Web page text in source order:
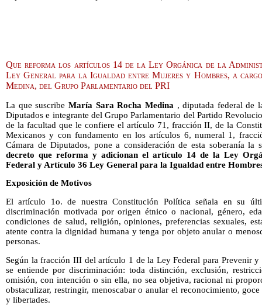
Que reforma los artículos 14 de la Ley Orgánica de la
Ley General para la Igualdad entre Mujeres y Hombres, a
Medina, del Grupo Parlamentario del PRI
La que suscribe María Sara Rocha Medina , diputada federal de
Diputados e integrante del Grupo Parlamentario del Partido
de la facultad que le confiere el artículo 71, fracción II, de la
Mexicanos y con fundamento en los artículos 6, numeral 1,
Cámara de Diputados, pone a consideración de esta soberanía la
decreto que reforma y adicionan el artículo 14 de la Ley
Federal y Artículo 36 Ley General para la Igualdad entre
Exposición de Motivos
El artículo 1o. de nuestra Constitución Política señala en su
discriminación motivada por origen étnico o nacional, género,
condiciones de salud, religión, opiniones, preferencias sexuales,
atente contra la dignidad humana y tenga por objeto anular o
personas.
Según la fracción III del artículo 1 de la Ley Federal para Prevenir
se entiende por discriminación: toda distinción, exclusión,
omisión, con intención o sin ella, no sea objetiva, racional ni
obstaculizar, restringir, menoscabar o anular el reconocimiento,
y libertades.